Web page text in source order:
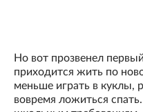
Но вот прозвенел
приходится жить по
меньше играть в куклы,
вовремя ложиться